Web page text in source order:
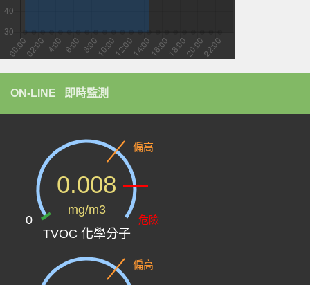
ON-LINE 即時監測